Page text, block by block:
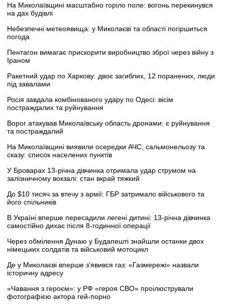
На Миколаївщині масштабно горіло поле: вогонь перекинувся
на дах будівлі
Небезпечні метеоявища: у Миколаєві та області погіршиться
погода
Пентагон вимагає прискорити виробництво зброї через війну з
Іраном
Ракетний удар по Харкову: двоє загиблих, 12 поранених, люди
під завалами
Росія завдала комбінованого удару по Одесі: вісім
постраждалих та руйнування
Ворог атакував Миколаївську область дронами: є руйнування
та постраждалий
На Миколаївщині виявили осередки АЧС, сальмонельозу та
сказу: список населених пунктів
У Броварах 13-річна дівчинка отримала удар струмом на
залізничному вокзалі: стан вкрай тяжкий
До $10 тисяч за втечу з армії: ГБР затримало військового та
його спільників
В Україні вперше пересадили легені дитині: 13-річна дівчинка
самостійно дихає після 8-годинної операції
Через обмілення Дунаю у Будапешті знайшли останки двох
німецьких солдатів та військовий мотоцикл
Де у Миколаєві вперше з'явився газ: «Газмережі» назвали
історичну адресу
«Чавання з героєм»: у РФ «героя СВО» проілюстрували
фотографією актора гей-порно